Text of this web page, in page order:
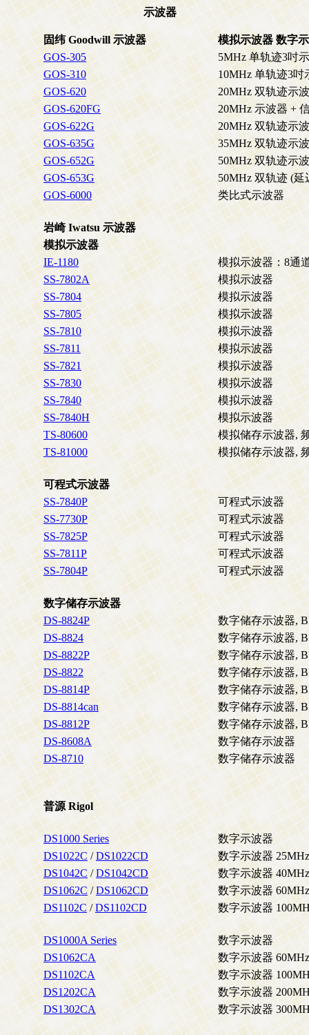
示波器
固纬 Goodwill 示波器
模拟示波器 数字
GOS-305
5MHz 单轨迹3吋
GOS-310
10MHz 单轨迹3吋
GOS-620
20MHz 双轨迹示
GOS-620FG
20MHz 示波器 +
GOS-622G
20MHz 双轨迹示
GOS-635G
35MHz 双轨迹示
GOS-652G
50MHz 双轨迹示
GOS-653G
50MHz 双轨迹 (
GOS-6000
类比式示波器
岩崎 Iwatsu 示波器
模拟示波器
IE-1180
模拟示波器：8通
SS-7802A
模拟示波器
SS-7804
模拟示波器
SS-7805
模拟示波器
SS-7810
模拟示波器
SS-7811
模拟示波器
SS-7821
模拟示波器
SS-7830
模拟示波器
SS-7840
模拟示波器
SS-7840H
模拟示波器
TS-80600
模拟储存示波器,
TS-81000
模拟储存示波器,
可程式示波器
SS-7840P
可程式示波器
SS-7730P
可程式示波器
SS-7825P
可程式示波器
SS-7811P
可程式示波器
SS-7804P
可程式示波器
数字储存示波器
DS-8824P
数字储存示波器,
DS-8824
数字储存示波器,
DS-8822P
数字储存示波器,
DS-8822
数字储存示波器,
DS-8814P
数字储存示波器,
DS-8814can
数字储存示波器,
DS-8812P
数字储存示波器,
DS-8608A
数字储存示波器
DS-8710
数字储存示波器
普源 Rigol
DS1000 Series
数字示波器
DS1022C /DS1022CD
数字示波器 25MHz
DS1042C /DS1042CD
数字示波器 40MHz
DS1062C/DS1062CD
数字示波器 60MHz
DS1102C /DS1102CD 数字示波器
DS1000A Series
数字示波器
DS1062CA
数字示波器 60MHz
DS1102CA
数字示波器
DS1202CA
数字示波器
DS1302CA
数字示波器